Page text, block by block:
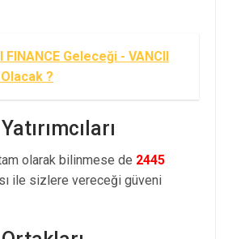
FINANCE Geleceği - VANCII
?
tam olarak bilinmese de 2445
ile sizlere vereceği güveni